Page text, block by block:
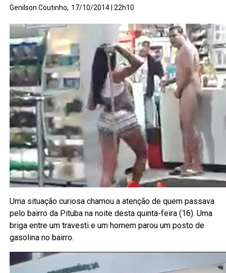
Genilson Coutinho, 17/10/2014 | 22h10
Uma situação curiosa chamou a atenção de quem passava
pelo bairro da Pituba na noite desta quinta-feira (16). Uma
briga entre um travesti e um homem parou um posto de
gasolina no bairro.